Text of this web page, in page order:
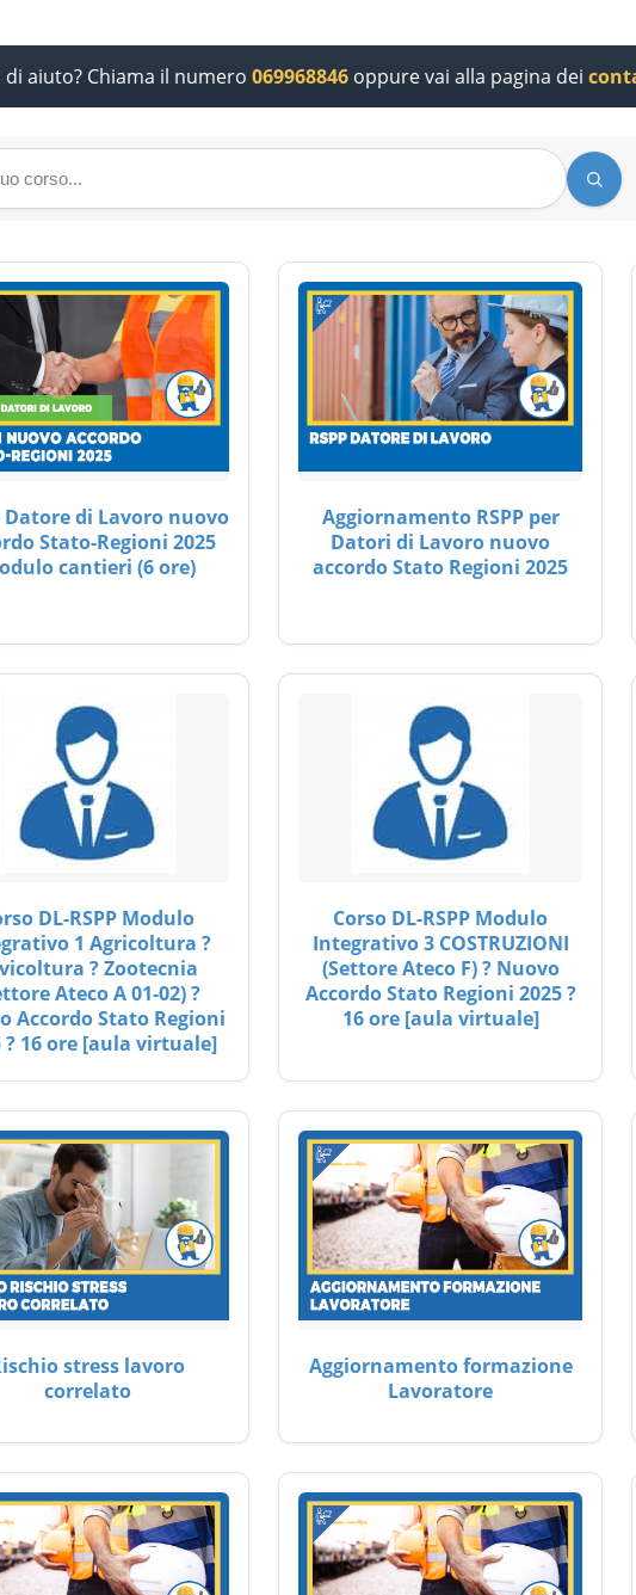
aiuto? Chiama il numero 069968846oppure vai alla pagina dei
Datore di Lavoro nuovo
Stato-Regioni 2025
cantieri (6 ore)
Aggiornamento RSPP per
Datori di Lavoro nuovo
accordo Stato Regioni 2025
DL-RSPP Modulo
1 Agricoltura ?
? Zootecnia
Ateco A 01-02) ?
Accordo Stato Regioni
? 16 ore [aula virtuale]
Corso DL-RSPP Modulo
Integrativo 3 COSTRUZIONI
(Settore Ateco F) ? Nuovo
Accordo Stato Regioni 2025 ?
16 ore [aula virtuale]
stress lavoro
correlato
Aggiornamento formazione
Lavoratore